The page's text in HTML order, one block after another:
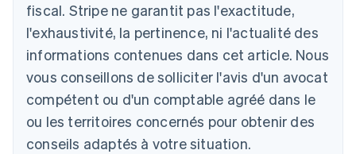
fiscal. Stripe ne garantit pas l'exactitude,
l'exhaustivité, la pertinence, ni l'actualité des
informations contenues dans cet article. Nous
vous conseillons de solliciter l'avis d'un avocat
compétent ou d'un comptable agréé dans le
ou les territoires concernés pour obtenir des
conseils adaptés à votre situation.
NederlandsFrançaisDeutschEnglish
Brésil
Português
Bulgarie
English
Canada
Chine continentale
简体中文English